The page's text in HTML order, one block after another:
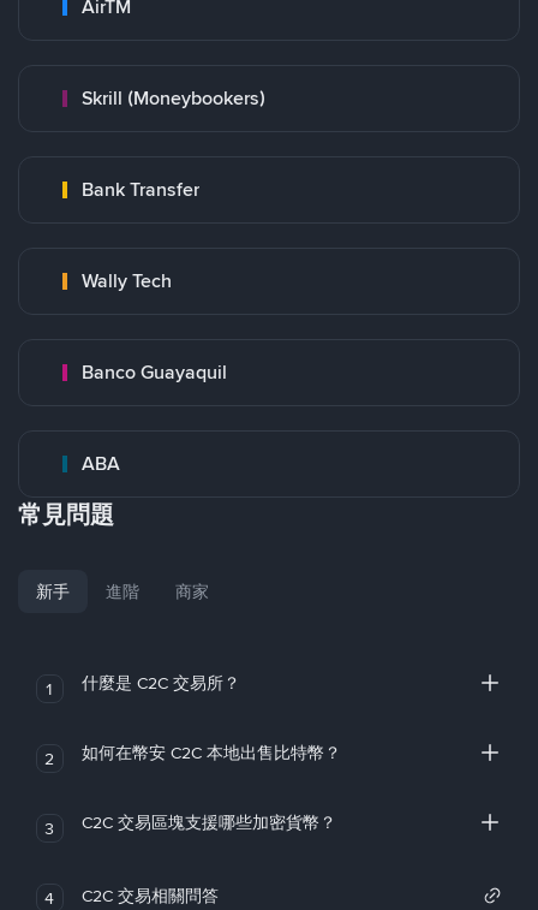
AirTM
Skrill (Moneybookers)
Bank Transfer
Wally Tech
Banco Guayaquil
ABA
常見問題
新手 進階 商家
1 什麼是 C2C 交易所？
2 如何在幣安 C2C 本地出售比特幣？
3 C2C 交易區塊支援哪些加密貨幣？
4 C2C 交易相關問答